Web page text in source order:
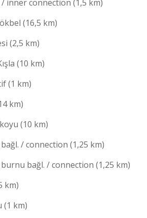
/ inner connection (1,5 km)
(16,5 km)
(2,5 km)
(10 km)
(1 km)
km)
koyu (10 km)
bağl. / connection (1,25 km)
burnu bağl. / connection (1,25 km)
km)
(1 km)